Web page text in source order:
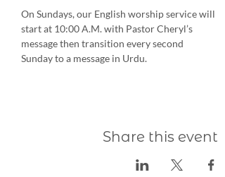
On Sundays, our English worship service will
start at 10:00 A.M. with Pastor Cheryl’s
message then transition every second
Sunday to a message in Urdu.
Share this event